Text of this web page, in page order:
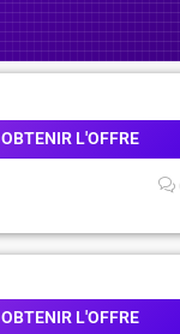
OBTENIR L'OFFRE
OBTENIR L'OFFRE